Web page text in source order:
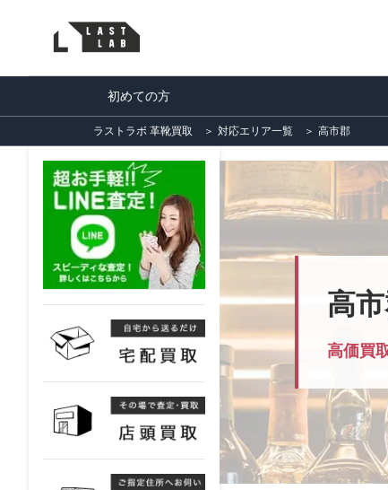
初めての方
ラストラボ 革靴買取 ＞ 対応エリア一覧 ＞ 高市郡
高
高価買